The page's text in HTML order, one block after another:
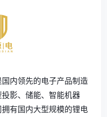
内领先的电子产品制造
影、储能、智能机器
有国内大型规模的锂电